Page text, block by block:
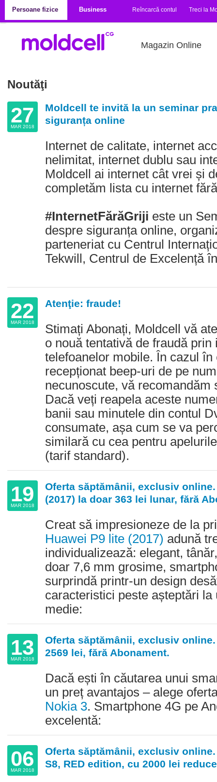
Persoane fizice
Business Reîncarcă contul Treci la
Magazin Online
Noutăţi
27
MAR 2018
Moldcell te invită la un seminar
siguranța online
Internet de calitate, internet
nelimitat, internet dublu sau
Moldcell ai internet cât vrei și
completăm lista cu internet
#InternetFărăGriji este un
despre siguranța online,
parteneriat cu Centrul
Tekwill, Centrul de Excelență
22
MAR 2018
Atenţie: fraude!
Stimați Abonați, Moldcell vă
o nouă tentativă de fraudă prin
telefoanelor mobile. În cazul în
recepționat beep-uri de pe
necunoscute, vă recomandăm
Dacă veți reapela aceste
banii sau minutele din contul
consumate, așa cum se va
similară cu cea pentru
(tarif standard).
19
MAR 2018
Oferta săptămânii, exclusiv
(2017) la doar 363 lei lunar, fără
Creat să impresioneze de la
Huawei P9 lite (2017) adună
individualizează: elegant,
doar 7,6 mm grosime,
surprindă printr-un design
caracteristici peste așteptări la
medie:
13
MAR 2018
Oferta săptămânii, exclusiv
2569 lei, fără Abonament.
Dacă ești în căutarea unui
un preț avantajos – alege
Nokia 3. Smartphone 4G pe
excelentă:
06
MAR 2018
Oferta săptămânii, exclusiv
S8, RED edition, cu 2000 lei